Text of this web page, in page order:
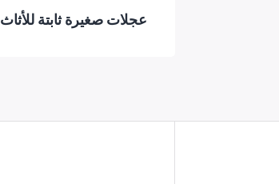
عجلات صغيرة ثابتة للأثاث 28 مم